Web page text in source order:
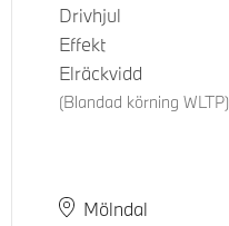
pris
Drivhjul
Effekt
Elräckvidd
(Blandad körning WLTP)
PlatsMölndal
Leveranstid